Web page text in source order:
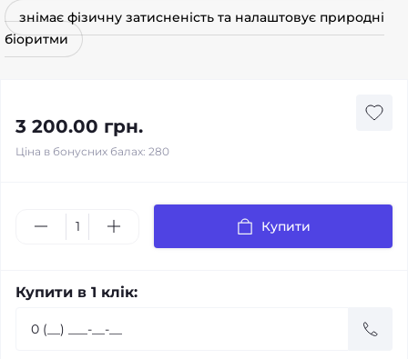
знімає фізичну затисненість та налаштовує природні
біоритми
3 200.00 грн.
Ціна в бонусних балах: 280
Купити
Купити в 1 клік: